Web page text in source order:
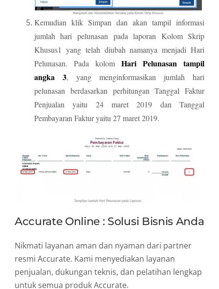
Kemudian klik Simpan dan akan tampil informasi
jumlah hari pelunasan pada laporan Kolom Skrip
Khusus1 yang telah diubah namanya menjadi Hari
Pelunasan. Pada kolom Hari Pelunasan tampil
angka 3, yang menginformasikan jumlah hari
pelunasan berdasarkan perhitungan Tanggal Faktur
Penjualan yaitu 24 maret 2019 dan Tanggal
Pembayaran Faktur yaitu 27 maret 2019.
Accurate Online : Solusi Bisnis Anda
Nikmati layanan aman dan nyaman dari partner
resmi Accurate. Kami menyediakan layanan
penjualan, dukungan teknis, dan pelatihan lengkap
untuk semua produk Accurate.